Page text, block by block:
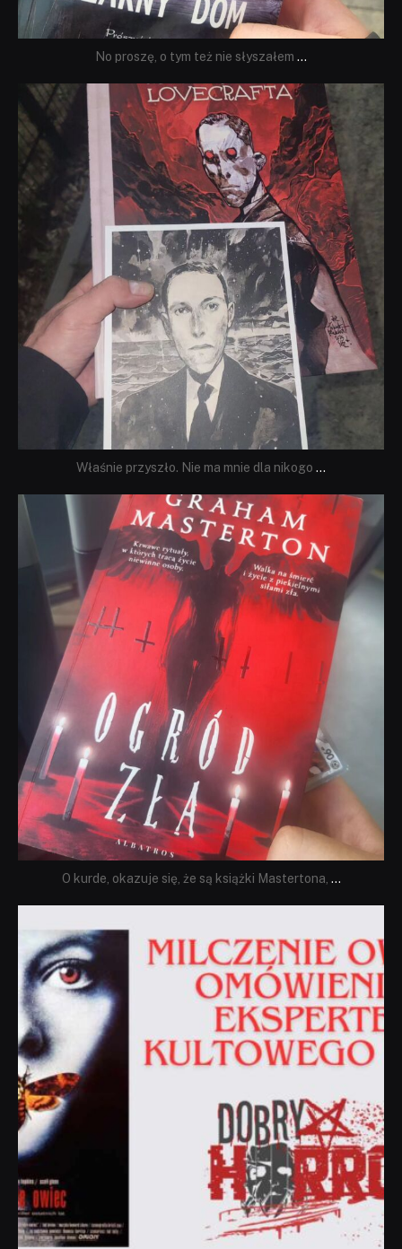
No proszę, o tym też nie słyszałem ...
dobryhorror
Wrz 19
Właśnie przyszło. Nie ma mnie dla nikogo ...
dobryhorror
Sie 23
O kurde, okazuje się, że są książki Mastertona, ...